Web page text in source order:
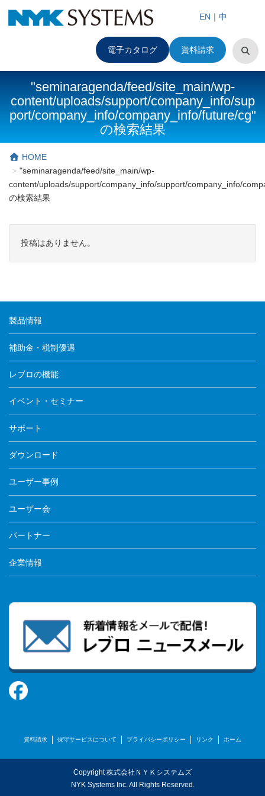
EN ｜ 中
電子カタログ 資料請求
"seminaragenda/feed/site_main/wp-
content/uploads/support/company_info/sup
port/company_info/company_info/future/cg"
の検索結果
HOME
"seminaragenda/feed/site_main/wp-
content/uploads/support/company_info/support/company_info/
の検索結果
投稿はありません。
製品情報
補助金・税制優遇
レブロの機能
イベント・セミナー
サポート
ダウンロード
ユーザー事例
ユーザー会
パートナー
企業情報
資料請求 保守サービスについて プライバシーポリシー リンク ホーム
Copyright 株式会社ＮＹＫシステムズ
NYK Systems Inc. All Rights Reserved.